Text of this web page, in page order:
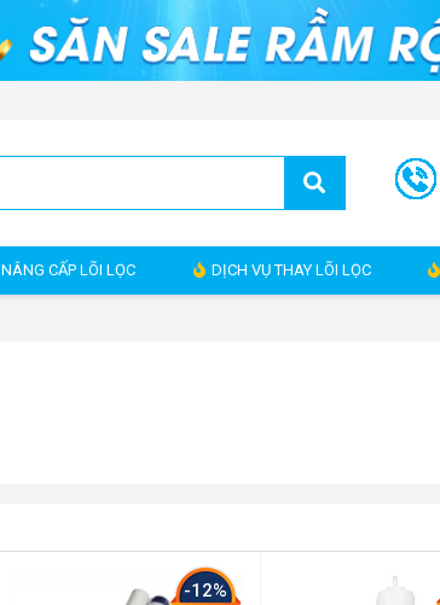
NÂNG CẤP LÕI LỌC DỊCH VỤ THAY LÕI LỌC
-12%